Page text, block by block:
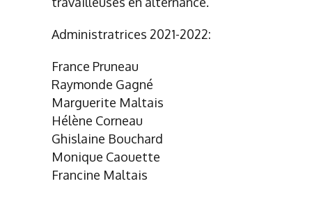
Administratrices 2021-2022:
France Pruneau
Raymonde Gagné
Marguerite Maltais
Hélène Corneau
Ghislaine Bouchard
Monique Caouette
Francine Maltais